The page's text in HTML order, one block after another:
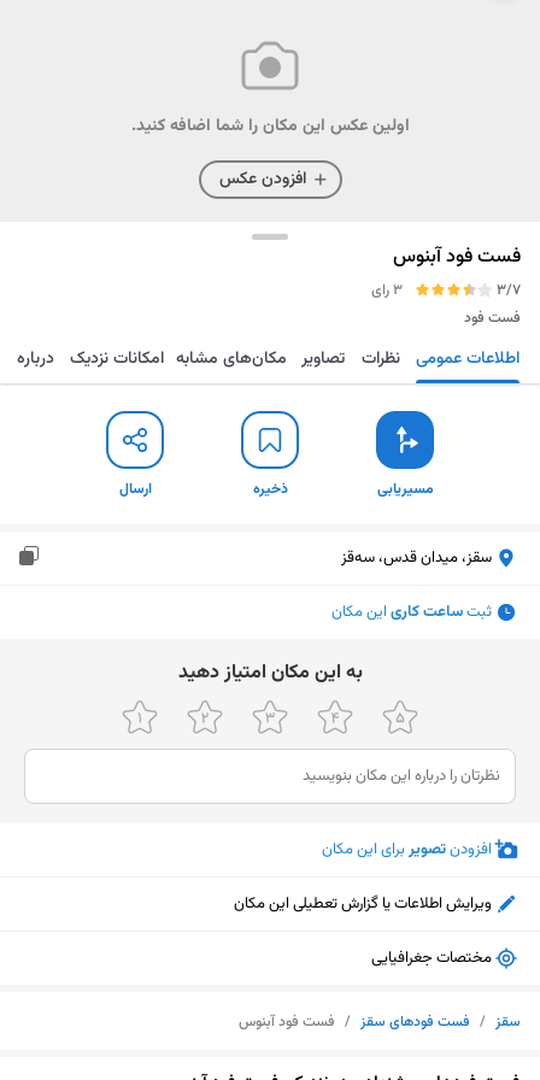
اولین عکس این مکان را شما اضافه کنید.
افزودن عکس
فست فود آبنوس
3/7
3 رای
فست فود
مسیریابی ذخیره ارسال اطلاعات عمومی نظرات تصاویر مکان‌های مشابه امکانات نزدیک درباره
مسیریابی ذخیره ارسال
سقز، میدان قدس، سەقز
ثبتساعت کاری این مکان
ﺑﻪ اﯾﻦ ﻣﮑﺎن اﻣﺘﯿﺎز دﻫﯿﺪ
افزودنتصویربرای این مکان
ویرایش اطلاعات یا گزارش تعطیلی این مکان
مختصات جغرافیایی
سقز / فست فودهای سقز / فست فود آبنوس